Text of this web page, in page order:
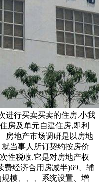
进行买卖买卖的住房.小我
房及单元自建住房,即利
房地产市场调研是以房地
当事人所订契约按房价
性税收.它是对房地产权
费经济合用房减半)69、辅
模、、、系统设置、增